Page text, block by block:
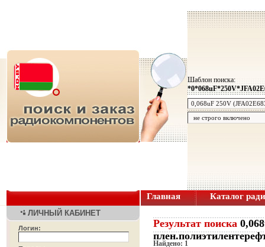
Шаблон поиска:
Главная Каталог
ЛИЧНЫЙ КАБИНЕТ
Логин: Результат поиска
Найдено: 1